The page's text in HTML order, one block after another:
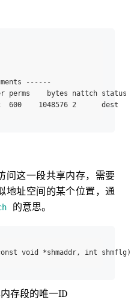
------
perms    bytes nattch status
问这一段共享内存，需要
地址空间的某个位置，通
的意思。
存段的唯一ID